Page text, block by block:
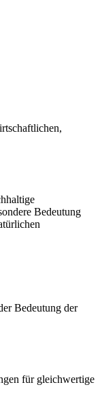
Bedeutung
Bedeutung der
für gleichwertige